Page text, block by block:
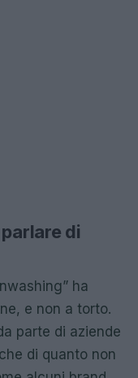
di
ha
e non a torto.
parte di aziende
di quanto non